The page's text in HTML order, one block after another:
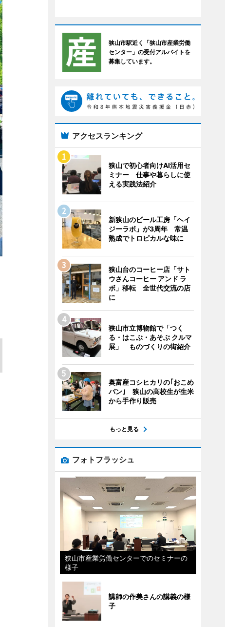
狭山市駅近く「狭山市産業労働
センター」の受付アルバイトを
募集しています。
アクセスランキング
狭山で初心者向けAI活用セ
ミナー 仕事や暮らしに使
える実践法紹介
新狭山のビール工房「ヘイ
ジーラボ」が3周年 常温
熟成でトロピカルな味に
狭山台のコーヒー店「サト
ウさんコーヒー アンド ラ
ボ」移転 全世代交流の店
に
狭山市立博物館で「つく
る・はこぶ・あそぶ クルマ
展」 ものづくりの街紹介
奥富産コシヒカリの｢おこめ
パン｣ 狭山の高校生が生米
から手作り販売
もっと見る
フォトフラッシュ
狭山市産業労働センターでのセミナーの
様子
講師の作美さんの講義の様
子